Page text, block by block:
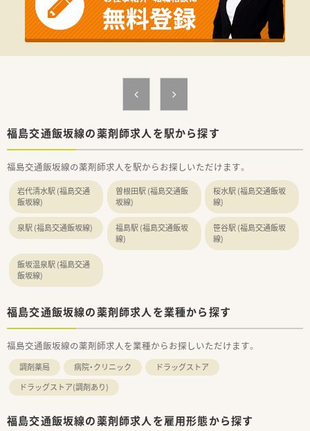
【職場環境と雰囲気】
■薬局内は窓が多く設置された開放的な造りとなっており、明る
く清潔感のある空間で気持ちよく業務に集中できます。
■笑顔での挨拶や感謝の気持ちを大切にする文化が根付いてお
■大手グループならではの福利厚生倶楽部やWELBOXに加入し
ており、プライベートの優待制度も非常に充実しています。
福島交通飯坂線の薬剤師求人を駅から探す
福島交通飯坂線の薬剤師求人を駅からお探しいただけます。
岩代清水駅 (福島交通
飯坂線)
曽根田駅 (福島交通飯
坂線)
桜水駅 (福島交通飯坂
線)
泉駅 (福島交通飯坂線)
福島駅 (福島交通飯坂
線)
笹谷駅 (福島交通飯坂
線)
飯坂温泉駅 (福島交通
飯坂線)
福島交通飯坂線の薬剤師求人を業種から探す
福島交通飯坂線の薬剤師求人を業種からお探しいただけます。
調剤薬局 病院・クリニック
ドラッグストア
ドラッグストア(調剤あり)
福島交通飯坂線の薬剤師求人を雇用形態から探す